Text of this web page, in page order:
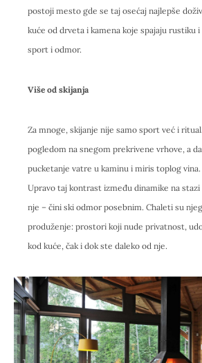
postoji mesto gde se taj osećaj najlepše
kuće od drveta i kamena koje spajaju rustiku
sport i odmor.
Više od skijanja
Za mnoge, skijanje nije samo sport već i
pogledom na snegom prekrivene vrhove, a
pucketanje vatre u kaminu i miris toplog vina.
Upravo taj kontrast između dinamike na stazi
nje – čini ski odmor posebnim. Chaleti su
produženje: prostori koji nude privatnost,
kod kuće, čak i dok ste daleko od nje.